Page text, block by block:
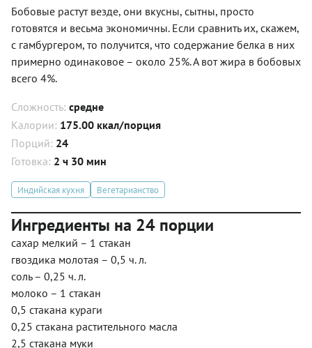
Бобовые растут везде, они вкусны, сытны, просто
готовятся и весьма экономичны. Если сравнить их, скажем,
с гамбургером, то получится, что содержание белка в них
примерно одинаковое – около 25%. А вот жира в бобовых
всего 4%.
Сложность: средне
Калории: 175.00 ккал/порция
Порций: 24
Готовка: 2 ч 30 мин
Индийская кухня Вегетарианство
Ингредиенты на 24 порции
сахар мелкий – 1 стакан
гвоздика молотая – 0,5 ч. л.
соль – 0,25 ч. л.
молоко – 1 стакан
0,5 стакана кураги
0,25 стакана растительного масла
2,5 стакана муки